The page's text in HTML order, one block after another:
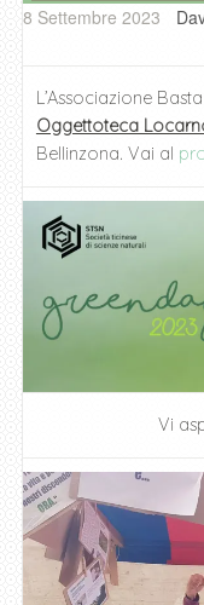
8 Settembre 2023
L’Associazione
Oggettoteca
Bellinzona. Vai al
Vi